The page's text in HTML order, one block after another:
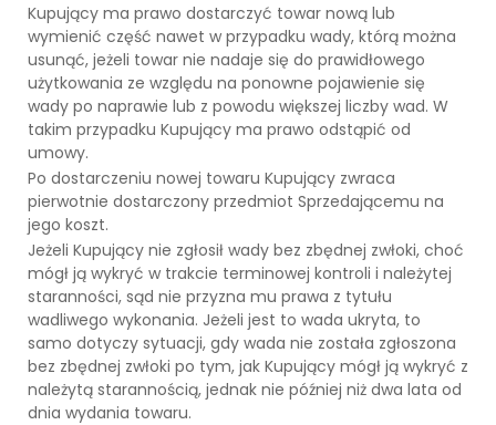
Kupujący ma prawo dostarczyć towar nową lub
wymienić część nawet w przypadku wady, którą można
usunąć, jeżeli towar nie nadaje się do prawidłowego
użytkowania ze względu na ponowne pojawienie się
wady po naprawie lub z powodu większej liczby wad. W
takim przypadku Kupujący ma prawo odstąpić od
umowy.
Po dostarczeniu nowej towaru Kupujący zwraca
pierwotnie dostarczony przedmiot Sprzedającemu na
jego koszt.
Jeżeli Kupujący nie zgłosił wady bez zbędnej zwłoki, choć
mógł ją wykryć w trakcie terminowej kontroli i należytej
staranności, sąd nie przyzna mu prawa z tytułu
wadliwego wykonania. Jeżeli jest to wada ukryta, to
samo dotyczy sytuacji, gdy wada nie została zgłoszona
bez zbędnej zwłoki po tym, jak Kupujący mógł ją wykryć z
należytą starannością, jednak nie później niż dwa lata od
dnia wydania towaru.